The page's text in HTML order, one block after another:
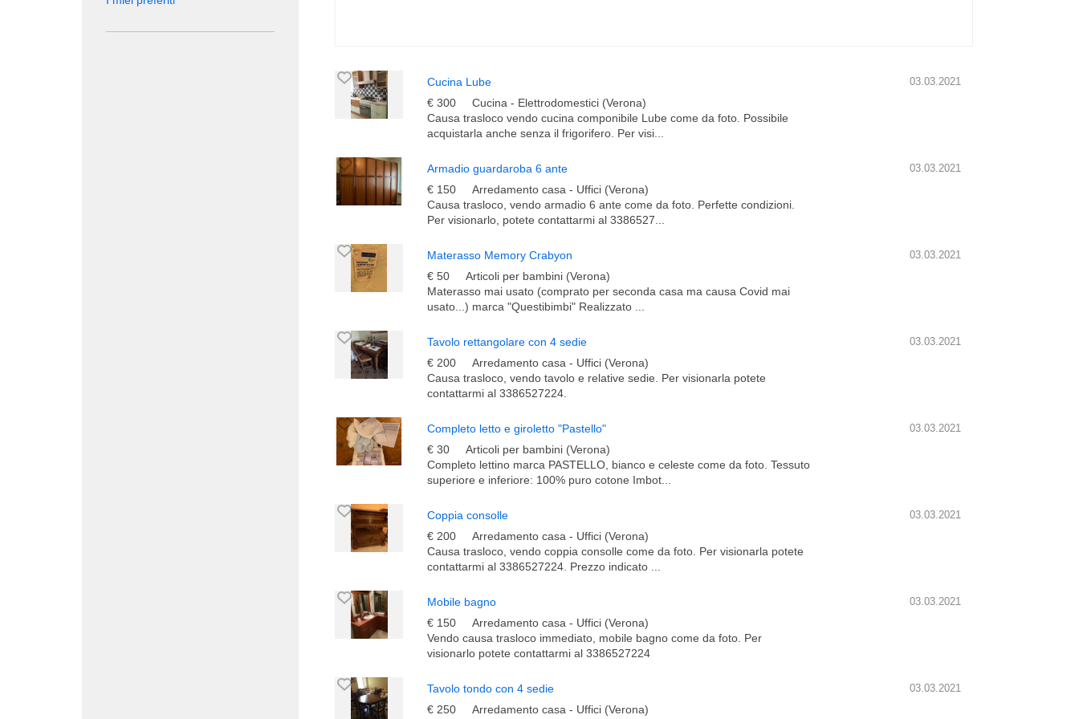
03.03.2021
Cucina Lube
€ 300
Cucina - Elettrodomestici (Verona)
Causa trasloco vendo cucina componibile Lube come da foto. Possibile
acquistarla anche senza il frigorifero. Per visi...
03.03.2021
Armadio guardaroba 6 ante
€ 150
Arredamento casa - Uffici (Verona)
Causa trasloco, vendo armadio 6 ante come da foto. Perfette condizioni.
Per visionarlo, potete contattarmi al 3386527...
03.03.2021
Materasso Memory Crabyon
€ 50
Articoli per bambini (Verona)
Materasso mai usato (comprato per seconda casa ma causa Covid mai
usato...) marca "Questibimbi" Realizzato ...
03.03.2021
Tavolo rettangolare con 4 sedie
€ 200
Arredamento casa - Uffici (Verona)
Causa trasloco, vendo tavolo e relative sedie. Per visionarla potete
contattarmi al 3386527224.
03.03.2021
Completo letto e giroletto "Pastello"
€ 30
Articoli per bambini (Verona)
Completo lettino marca PASTELLO, bianco e celeste come da foto. Tessuto
superiore e inferiore: 100% puro cotone Imbot...
03.03.2021
Coppia consolle
€ 200
Arredamento casa - Uffici (Verona)
Causa trasloco, vendo coppia consolle come da foto. Per visionarla potete
contattarmi al 3386527224. Prezzo indicato ...
03.03.2021
Mobile bagno
€ 150
Arredamento casa - Uffici (Verona)
Vendo causa trasloco immediato, mobile bagno come da foto. Per
visionarlo potete contattarmi al 3386527224
03.03.2021
Tavolo tondo con 4 sedie
€ 250
Arredamento casa - Uffici (Verona)